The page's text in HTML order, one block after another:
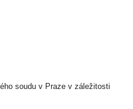
soudu v Praze v záležitosti